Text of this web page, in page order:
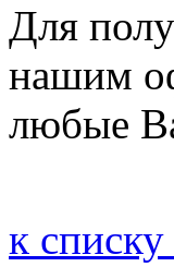
Для
нашим
любые
к